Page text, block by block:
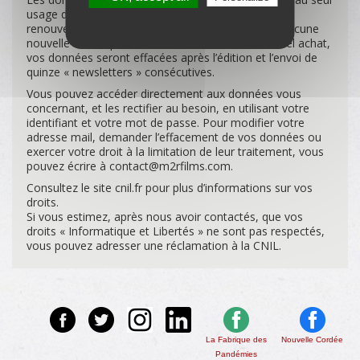
usage de M2R Films. Dans le cas où vous ne
renouvelleriez pas votre inscription, ne prendriez aucune
nouvelle souscription et n’effectueriez aucun nouvel achat,
vos données seront effacées après l’édition et l’envoi de
quinze « newsletters » consécutives.
Vous pouvez accéder directement aux données vous
concernant, et les rectifier au besoin, en utilisant votre
identifiant et votre mot de passe. Pour modifier votre
adresse mail, demander l’effacement de vos données ou
exercer votre droit à la limitation de leur traitement, vous
pouvez écrire à contact@m2rfilms.com.
Consultez le site cnil.fr pour plus d’informations sur vos
droits.
Si vous estimez, après nous avoir contactés, que vos
droits « Informatique et Libertés » ne sont pas respectés,
vous pouvez adresser une réclamation à la CNIL.
La Fabrique des
Pandémies
Nouvelle Cordée